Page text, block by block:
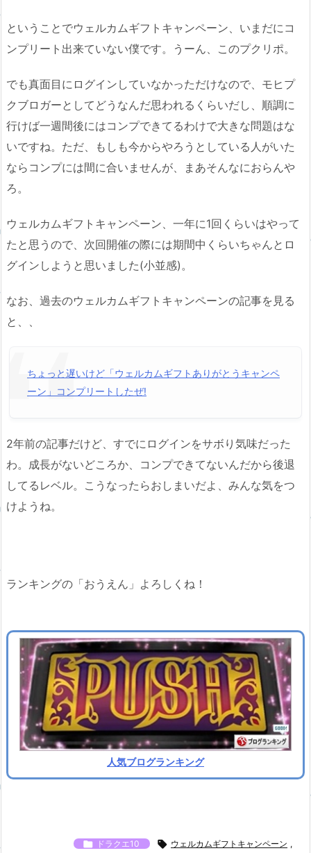
ということでウェルカムギフトキャンペーン、いまだにコ
ンプリート出来ていない僕です。うーん、このプクリポ。
でも真面目にログインしていなかっただけなので、モヒプ
クブロガーとしてどうなんだ思われるくらいだし、順調に
行けば一週間後にはコンプできてるわけで大きな問題はな
いですね。ただ、もしも今からやろうとしている人がいた
ならコンプには間に合いませんが、まあそんなにおらんや
ろ。
ウェルカムギフトキャンペーン、一年に1回くらいはやって
たと思うので、次回開催の際には期間中くらいちゃんとロ
グインしようと思いました(小並感)。
なお、過去のウェルカムギフトキャンペーンの記事を見る
と、、
ちょっと遅いけど「ウェルカムギフトありがとうキャンペ
ーン」コンプリートしたぜ!
2年前の記事だけど、すでにログインをサボり気味だった
わ。成長がないどころか、コンプできてないんだから後退
してるレベル。こうなったらおしまいだよ、みんな気をつ
けようね。
ランキングの「おうえん」よろしくね！
人気ブログランキング
 ドラクエ10  ウェルカムギフトキャンペーン ,